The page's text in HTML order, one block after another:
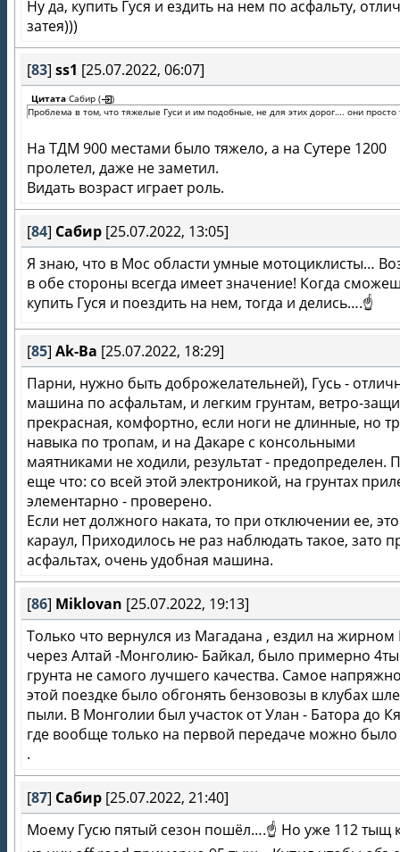
Ну да, купить Гуся и ездить на нем по асфальту,
затея)))
[83] ss1 [25.07.2022, 06:07]
Цитата Сабир (
)
Проблема в том, что тяжелые Гуси и им подобные, не для этих дорог…. они
На ТДМ 900 местами было тяжело, а на Сутере 1200
пролетел, даже не заметил.
Видать возраст играет роль.
[84] Сабир [25.07.2022, 13:05]
Я знаю, что в Мос области умные мотоциклисты…
в обе стороны всегда имеет значение! Когда
купить Гуся и поездить на нем, тогда и делись….☝️
[85] Ak-Ba [25.07.2022, 18:29]
Парни, нужно быть доброжелательней), Гусь -
машина по асфальтам, и легким грунтам, ветро-
прекрасная, комфортно, если ноги не длинные, но
навыка по тропам, и на Дакаре с консольными
маятниками не ходили, результат - предопределен.
еще что: со всей этой электроникой, на грунтах
элементарно - проверено.
Если нет должного наката, то при отключении ее, это
караул, Приходилось не раз наблюдать такое, зато
асфальтах, очень удобная машина.
[86] Miklovan [25.07.2022, 19:13]
Только что вернулся из Магадана , ездил на жирном
через Алтай -Монголию- Байкал, было примерно
грунта не самого лучшего качества. Самое
этой поездке было обгонять бензовозы в клубах
пыли. В Монголии был участок от Улан - Батора до
где вообще только на первой передаче можно было
.
[87] Сабир [25.07.2022, 21:40]
Моему Гусю пятый сезон пошёл….☝️ Но уже 112 тыщ